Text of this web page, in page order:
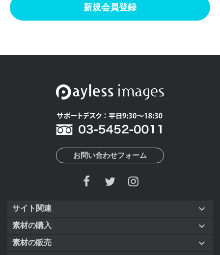
新規会員登録
お問い合わせフォーム
サイト関連
素材の購入
素材の販売